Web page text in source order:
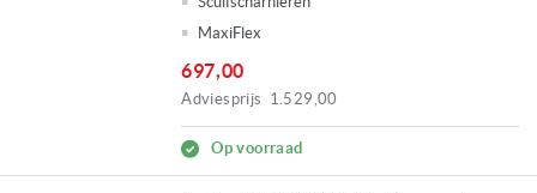
MaxiFlex
697,00
Adviesprijs 1.529,00
Op voorraad